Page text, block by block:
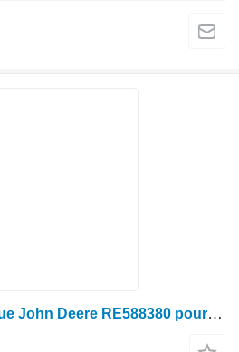
Distributeur hydraulique John Deere RE588380 pour John Deere